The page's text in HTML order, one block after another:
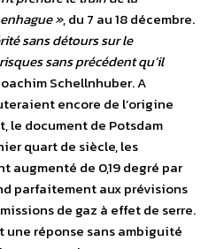
», du 7 au 18 décembre.
sans détours sur le
sans précédent qu’il
Schellnhuber. A
encore de l’origine
le document de Potsdam
quart de siècle, les
augmenté de 0,19 degré par
parfaitement aux prévisions
de gaz à effet de serre.
une réponse sans ambiguité